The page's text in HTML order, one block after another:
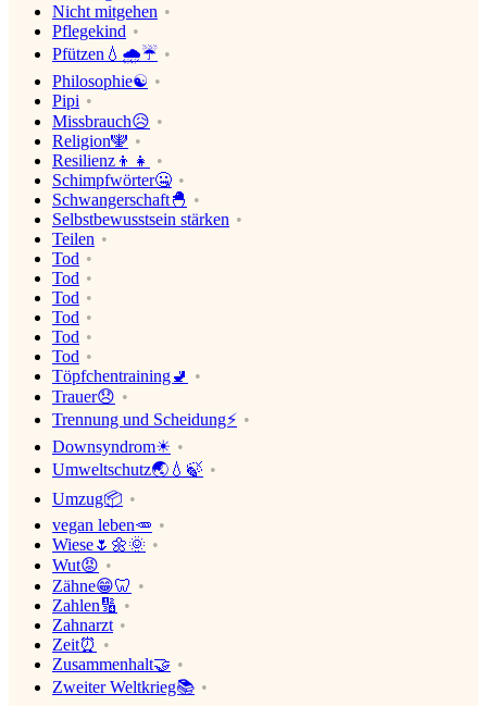
Nicht mitgehen
Pflegekind
Pfützen💧🌧☔
Philosophie☯
Pipi
Missbrauch😥
Religion🕎
Resilienz👦👧
Schimpfwörter🤐
Schwangerschaft🐣
Selbstbewusstsein stärken
Teilen
Tod
Tod
Tod
Tod
Tod
Tod
Töpfchentraining🚽
Trauer😞
Trennung und Scheidung⚡
Downsyndrom☀
Umweltschutz🌏💧🍃
Umzug📦
vegan leben🥕
Wiese🌷🌼🌞
Wut😡
Zähne😁🦷
Zahlen🔢
Zahnarzt
Zeit⏰
Zusammenhalt🤝
Zweiter Weltkrieg📚